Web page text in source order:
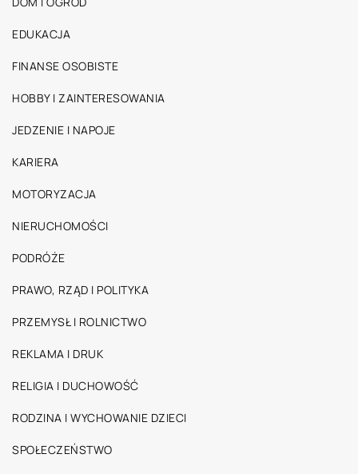
EDUKACJA
FINANSE OSOBISTE
HOBBY I ZAINTERESOWANIA
JEDZENIE I NAPOJE
KARIERA
MOTORYZACJA
NIERUCHOMOŚCI
PODRÓŻE
PRAWO, RZĄD I POLITYKA
PRZEMYSŁ I ROLNICTWO
REKLAMA I DRUK
RELIGIA I DUCHOWOŚĆ
RODZINA I WYCHOWANIE DZIECI
SPOŁECZEŃSTWO